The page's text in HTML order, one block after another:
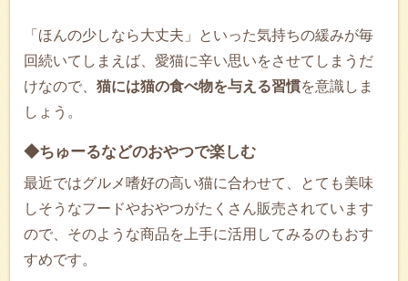
「ほんの少しなら大丈夫」といった気持ちの緩みが毎
回続いてしまえば、愛猫に辛い思いをさせてしまうだ
けなので、 猫には猫の食べ物を与える習慣を意識しま
しょう。
◆ちゅーるなどのおやつで楽しむ
最近ではグルメ嗜好の高い猫に合わせて、とても美味
しそうなフードやおやつがたくさん販売されています
ので、そのような商品を上手に活用してみるのもおす
すめです。